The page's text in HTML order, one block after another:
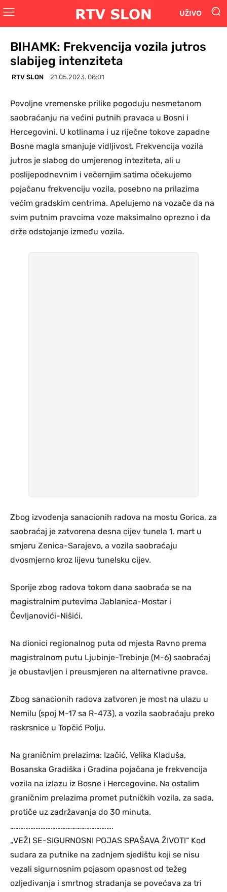
UŽIVO
BIHAMK: Frekvencija vozila jutros
slabijeg intenziteta
RTV SLON 21.05.2023. 08:01
Povoljne vremenske prilike pogoduju nesmetanom
saobraćanju na većini putnih pravaca u Bosni i
Hercegovini. U kotlinama i uz riječne tokove zapadne
Bosne magla smanjuje vidljivost. Frekvencija vozila
jutros je slabog do umjerenog inteziteta, ali u
poslijepodnevnim i večernjim satima očekujemo
pojačanu frekvenciju vozila, posebno na prilazima
većim gradskim centrima. Apelujemo na vozače da na
svim putnim pravcima voze maksimalno oprezno i da
drže odstojanje između vozila.
Zbog izvođenja sanacionih radova na mostu Gorica, za
saobraćaj je zatvorena desna cijev tunela 1. mart u
smjeru Zenica-Sarajevo, a vozila saobraćaju
dvosmjerno kroz lijevu tunelsku cijev.
Sporije zbog radova tokom dana saobraća se na
magistralnim putevima Jablanica-Mostar i
Čevljanovići-Nišići.
Na dionici regionalnog puta od mjesta Ravno prema
magistralnom putu Ljubinje-Trebinje (M-6) saobraćaj
je obustavljen i preusmjeren na alternativne pravce.
Zbog sanacionih radova zatvoren je most na ulazu u
Nemilu (spoj M-17 sa R-473), a vozila saobraćaju preko
raskrsnice u Topčić Polju.
Na graničnim prelazima: Izačić, Velika Kladuša,
Bosanska Gradiška i Gradina pojačana je frekvencija
vozila na izlazu iz Bosne i Hercegovine. Na ostalim
graničnim prelazima promet putničkih vozila, za sada,
protiče uz zadržavanja do 30 minuta.
…………………………………………………….
„VEŽI SE-SIGURNOSNI POJAS SPAŠAVA ŽIVOT!“ Kod
sudara za putnike na zadnjem sjedištu koji se nisu
vezali sigurnosnim pojasom opasnost od težeg
ozljeđivanja i smrtnog stradanja se povećava za tri